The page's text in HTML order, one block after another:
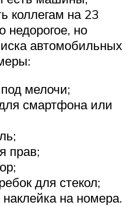
коллегам на 23
недорогое, но
автомобильных
мелочи;
смартфона или
прав;
для стекол;
на номера.